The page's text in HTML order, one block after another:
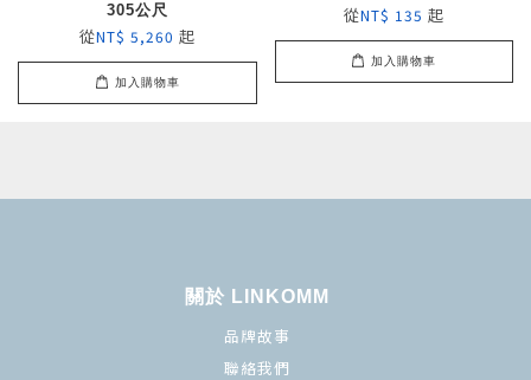
305公尺
從NT$ 5,260 起
加入購物車
從NT$ 135 起
加入購物車
關於 LINKOMM
品牌故事
聯絡我們